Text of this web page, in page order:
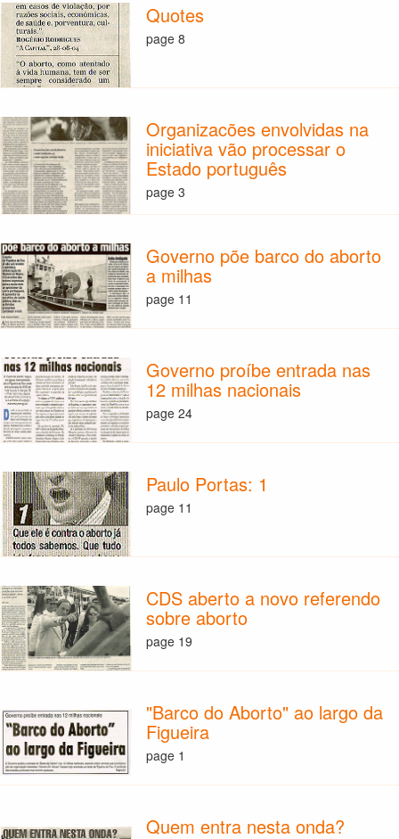
Quotes
page 8
Organizacões envolvidas na
iniciativa vão processar o
Estado português
page 3
Governo põe barco do aborto
a milhas
page 11
Governo proíbe entrada nas
12 milhas nacionais
page 24
Paulo Portas: 1
page 11
CDS aberto a novo referendo
sobre aborto
page 19
"Barco do Aborto" ao largo da
Figueira
page 1
Quem entra nesta onda?